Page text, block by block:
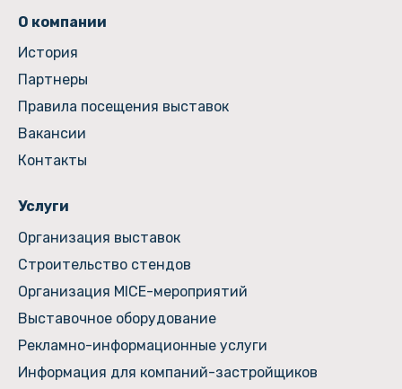
О компании
История
Партнеры
Правила посещения выставок
Вакансии
Контакты
Услуги
Организация выставок
Строительство стендов
Организация MICE-мероприятий
Выставочное оборудование
Рекламно-информационные услуги
Информация для компаний-застройщиков